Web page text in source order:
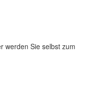
werden Sie selbst zum